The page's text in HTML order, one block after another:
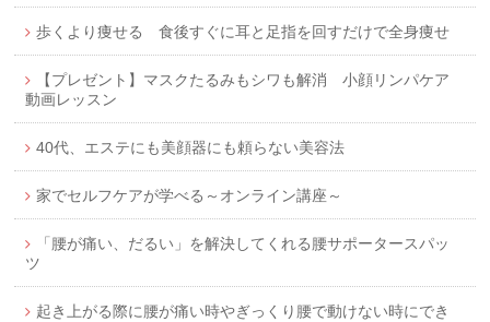
歩くより痩せる 食後すぐに耳と足指を回すだけで全身痩せ
【プレゼント】マスクたるみもシワも解消 小顔リンパケア
動画レッスン
40代、エステにも美顔器にも頼らない美容法
家でセルフケアが学べる～オンライン講座～
「腰が痛い、だるい」を解決してくれる腰サポータースパッ
ツ
起き上がる際に腰が痛い時やぎっくり腰で動けない時にでき